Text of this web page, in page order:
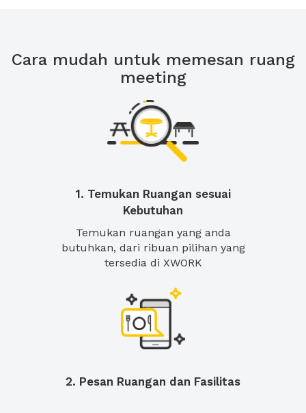
Cara mudah untuk memesan ruang
meeting
1. Temukan Ruangan sesuai
Kebutuhan
Temukan ruangan yang anda
butuhkan, dari ribuan pilihan yang
tersedia di XWORK
2. Pesan Ruangan dan Fasilitas